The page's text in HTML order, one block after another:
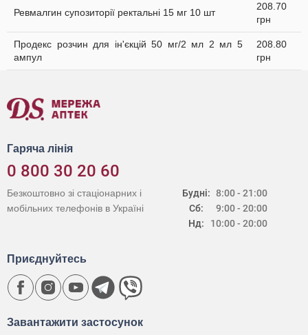
Ревмалгин супозиторії ректальні 15 мг 10 шт
208.70
грн
Продекс розчин для ін'єкцій 50 мг/2 мл 2 мл 5
ампул
208.80
грн
Гаряча лінія
0 800 30 20 60
Будні:
Сб:
Нд:
8:00 - 21:00
9:00 - 20:00
10:00 - 20:00
Безкоштовно зі стаціонарних і
мобільних телефонів в Україні
Завантажити застосунок
Приєднуйтесь